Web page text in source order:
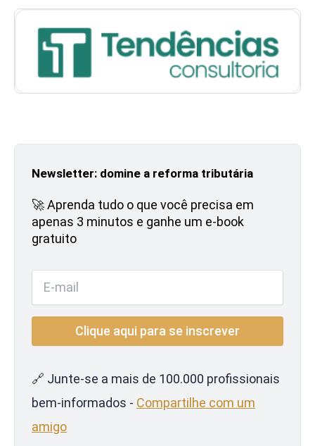
Newsletter: domine a reforma tributária
🚀 Aprenda tudo o que você precisa em
apenas 3 minutos e ganhe um e-book
gratuito
🔗 Junte-se a mais de 100.000 profissionais
bem-informados - Compartilhe com um
amigo